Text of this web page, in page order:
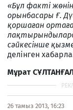
«Бұл факті
орынбасары Ғ.
қоршаған
сәйкесінше
делінген
Мұрат
26 тамыз 2013, 16:23